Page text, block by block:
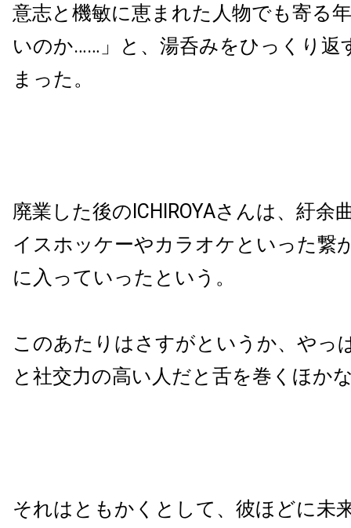
意志と機敏に恵まれた人物でも寄る
いのか……」と、湯呑みをひっくり返
まった。
廃業した後のICHIROYAさんは、紆余
イスホッケーやカラオケといった繋
に入っていったという。
このあたりはさすがというか、やっ
と社交力の高い人だと舌を巻くほか
それはともかくとして、彼ほどに未